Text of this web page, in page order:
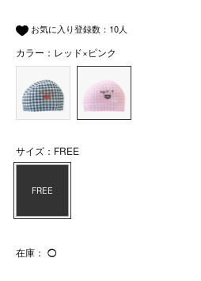
お気に入り登録数： 10人
カラー：レッド×ピンク
サイズ：FREE
FREE
在庫： ◯